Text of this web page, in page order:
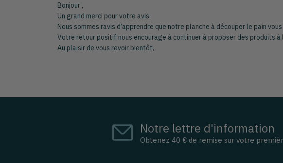
Bonjour ,
Un grand merci pour votre avis.
Nous sommes ravis d’apprendre que notre planche à découper le pain
Votre retour positif nous encourage à continuer à proposer des produits
Au plaisir de vous revoir bientôt,
Notre lettre d'information
Obtenez 40 € de remise sur votre